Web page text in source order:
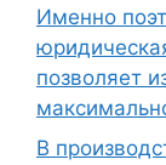
Именно
позволяет
В